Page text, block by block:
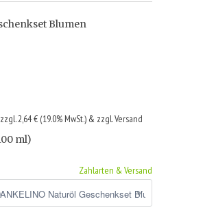
Blumen
zzgl. 2,64 € (19.0% MwSt.) & zzgl. Versand
ml)
Zahlarten & Versand